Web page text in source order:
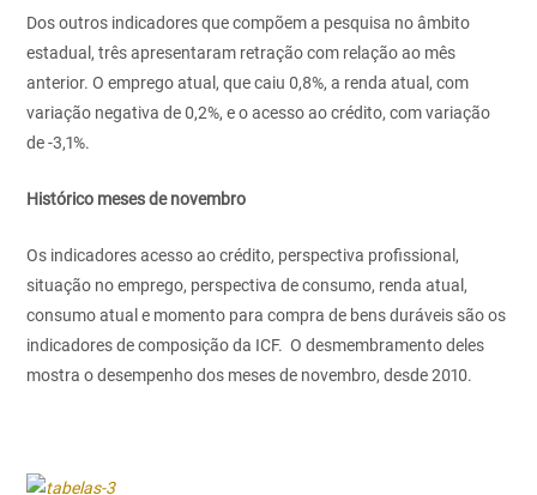
Dos outros indicadores que compõem a pesquisa no âmbito
estadual, três apresentaram retração com relação ao mês
anterior. O emprego atual, que caiu 0,8%, a renda atual, com
variação negativa de 0,2%, e o acesso ao crédito, com variação
de -3,1%.
Histórico meses de novembro
Os indicadores acesso ao crédito, perspectiva profissional,
situação no emprego, perspectiva de consumo, renda atual,
consumo atual e momento para compra de bens duráveis são os
indicadores de composição da ICF. O desmembramento deles
mostra o desempenho dos meses de novembro, desde 2010.